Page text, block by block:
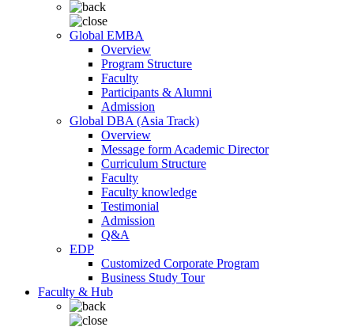
Global EMBA
Overview
Program Structure
Faculty
Participants & Alumni
Admission
Global DBA (Asia Track)
Overview
Message form Academic Director
Curriculum Structure
Faculty
Faculty knowledge
Testimonial
Admission
Q&A
EDP
Customized Corporate Program
Business Study Tour
Faculty & Hub